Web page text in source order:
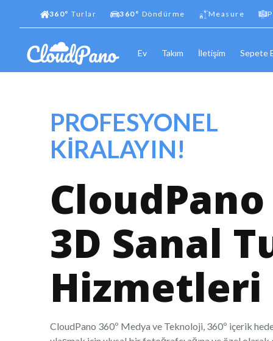
360° Turlar 360° Döndürme Measure
Ev Takım İletişim Sepete
PROFESYONEL
KİRALAYIN!
CloudPano
3D Sanal
Hizmetleri
CloudPano 360º Medya ve Teknoloji, 360º içerik